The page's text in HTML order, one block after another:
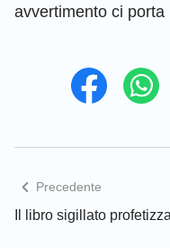
avvertimento ci
Precedente
Il libro sigillato